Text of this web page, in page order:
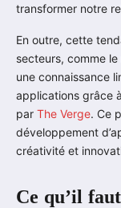
transformer notre
En outre, cette
secteurs, comme
une connaissance
applications grâce
par The Verge. Ce
développement
créativité et
Ce qu’il